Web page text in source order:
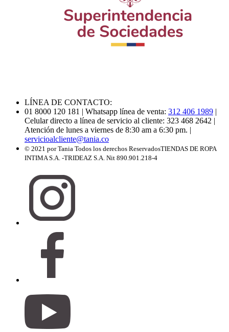
LÍNEA DE CONTACTO:
01 8000 120 181 | Whatsapp línea de venta: 312 406 1989 |
Celular directo a línea de servicio al cliente: 323 468 2642 |
Atención de lunes a viernes de 8:30 am a 6:30 pm. |
servicioalcliente@tania.co
© 2021 por Tania Todos los derechos ReservadosTIENDAS DE ROPA
INTIMA S.A. -TRIDEAZ S.A. Nit 890.901.218-4